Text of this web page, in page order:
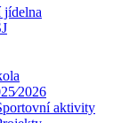
jídelna
aktivity